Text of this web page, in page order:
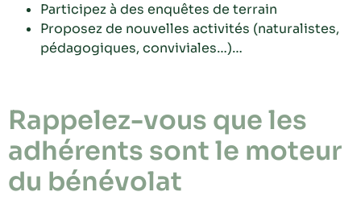
Participez à des enquêtes de terrain
Proposez de nouvelles activités (naturalistes,
pédagogiques, conviviales…)…
Rappelez-vous que les
adhérents sont le moteur
du bénévolat